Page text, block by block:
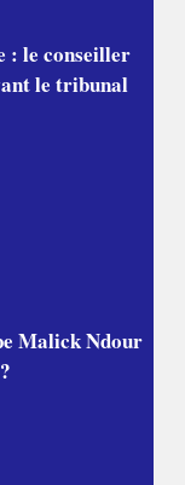
: le conseiller
le tribunal
Malick Ndour